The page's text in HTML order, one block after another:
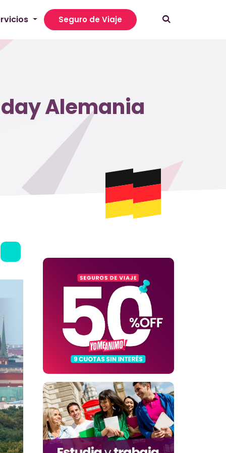
Seguro de Viaje
Alemania